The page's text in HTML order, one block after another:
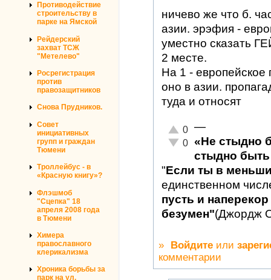
Противодействие
строительству в
парке на Ямской
Рейдерский
захват ТСЖ
"Метелево"
Росрегистрация
против
правозащитников
Снова Прудников.
Совет
инициативных
групп и граждан
Тюмени
Троллейбус - в
«Красную книгу»?
Флэшмоб
"Сцепка" 18
апреля 2008 года
в Тюмени
Химера
православного
клерикализма
Хроника борьбы за
парк на ул.
ничево же что б.
азии. эрэфия -
уместно сказать
2 месте.
На 1 - европейское
оно в азии.
туда и относят
Отлично!
0
Неадекватно!
0
—
«Не стыдно
стыдно быть
"Если ты в
единственном
пусть и
безумен"(Джордж
» Войдите или
комментарии